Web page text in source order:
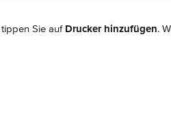
Sie auf Drucker hinzufügen.